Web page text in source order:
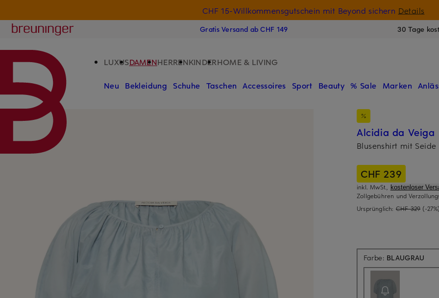
CHF 15-Willkommensgutschein mit Beyond sichern Details
Breuninger
Gratis Versand ab CHF 149 30 Tage
LUXUSDAMENHERRENKINDERHOME & LIVING
Neu Bekleidung Schuhe Taschen Accessoires Sport Beauty % Sale Marken
Alcidia da Veiga
Blusenshirt mit Seide
CHF 239
inkl. MwSt., kostenloser
Zollgebühren und
Ursprünglich: CHF 329 (-27%)
Farbe: BLAUGRAU